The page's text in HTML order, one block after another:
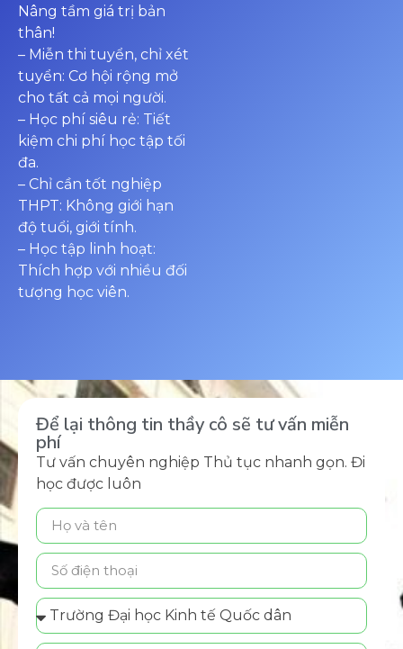
Nâng tầm giá trị bản
thân!
– Miễn thi tuyển, chỉ xét
tuyển: Cơ hội rộng mở
cho tất cả mọi người.
– Học phí siêu rẻ: Tiết
kiệm chi phí học tập tối
đa.
– Chỉ cần tốt nghiệp
THPT: Không giới hạn
độ tuổi, giới tính.
– Học tập linh hoạt:
Thích hợp với nhiều đối
tượng học viên.
Để lại thông tin thầy cô sẽ tư vấn miễn
phí
Tư vấn chuyên nghiệp Thủ tục nhanh gọn. Đi
học được luôn